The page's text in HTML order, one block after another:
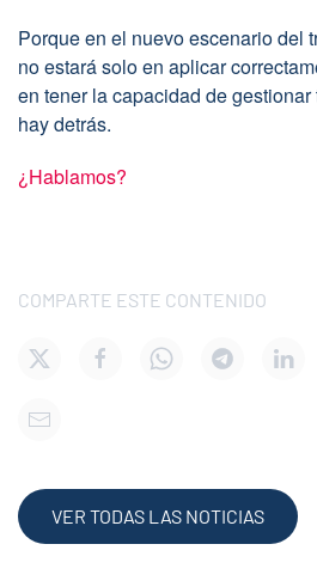
Porque en el nuevo escenario del
no estará solo en aplicar
en tener la capacidad de
hay detrás.
¿Hablamos?
COMPARTE ESTE CONTENIDO
VER TODAS LAS NOTICIAS